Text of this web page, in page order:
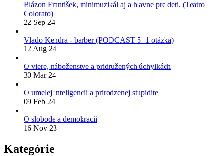
Blázon František, minimuzikál aj a hlavne pre deti. (Teatro
Colorato)
22 Sep 24
Vlado Kendra - barber (PODCAST 5+1 otázka)
12 Aug 24
O viere, náboženstve a pridružených úchylkách
30 Mar 24
O umelej inteligencii a prirodzenej stupidite
09 Feb 24
O slobode a demokracii
16 Nov 23
Kategórie